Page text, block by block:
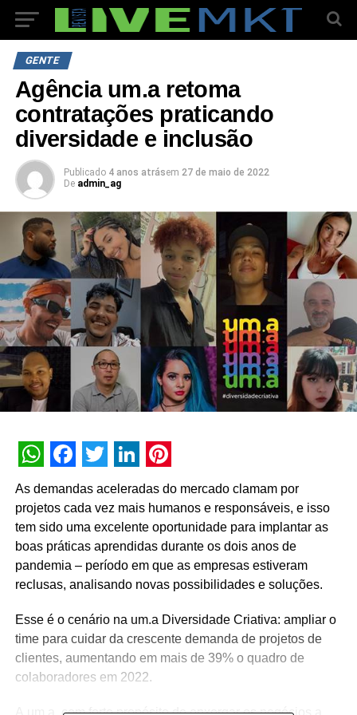
GENTE
Agência um.a retoma
contratações praticando
diversidade e inclusão
Publicado 4 anos atrásem 27 de maio de 2022
De admin_ag
WhatsApp
Facebook
Twitter
LinkedIn
Pinterest
As demandas aceleradas do mercado clamam por
projetos cada vez mais humanos e responsáveis, e isso
tem sido uma excelente oportunidade para implantar as
boas práticas aprendidas durante os dois anos de
pandemia – período em que as empresas estiveram
reclusas, analisando novas possibilidades e soluções.
Esse é o cenário na um.a Diversidade Criativa: ampliar o
time para cuidar da crescente demanda de projetos de
clientes, aumentando em mais de 39% o quadro de
colaboradores em 2022.
A um.a, com forte propósito de enxergar os negócios a